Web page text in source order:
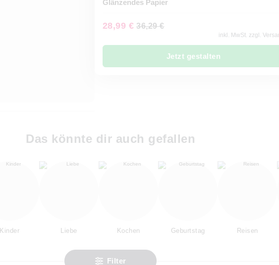
Glänzendes Papier
28,99 € 36,29 €
inkl. MwSt. zzgl.
Jetzt gestalten
Das könnte dir auch gefallen
Kinder Liebe Kochen Geburtstag Reisen
Filter